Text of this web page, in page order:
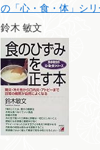
の「心・食・体」シ
鈴木 敏文